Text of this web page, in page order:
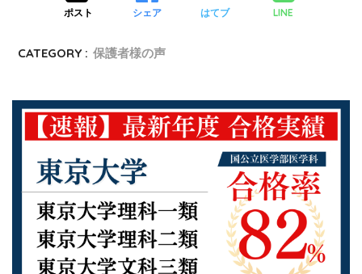
ポスト シェア はてブ LINE
CATEGORY : 保護者様の声